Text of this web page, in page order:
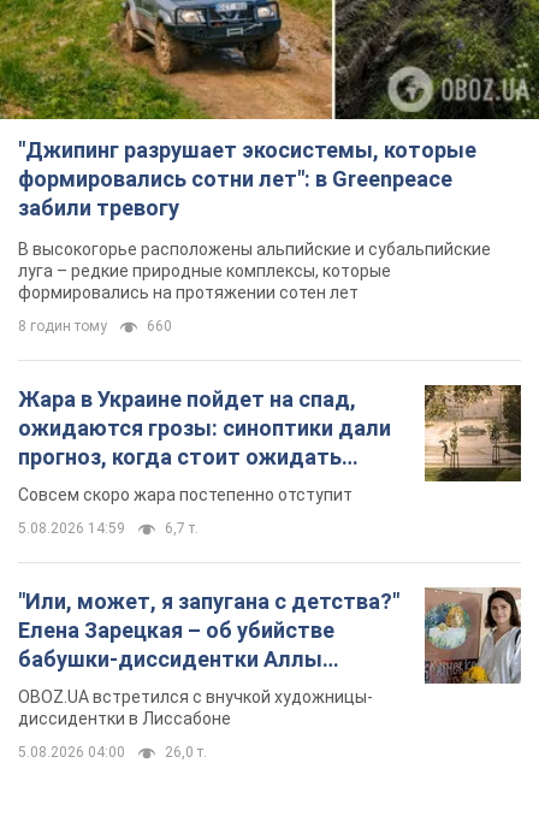
В высокогорье расположены альпийские и субальпийские
луга – редкие природные комплексы, которые
формировались на протяжении сотен лет
8 годин тому 660
Жара в Украине пойдет на спад,
ожидаются грозы: синоптики дали
прогноз, когда стоит ожидать
изменения погоды
Совсем скоро жара постепенно отступит
5.08.2026 14:59 6,7 т.
"Или, может, я запугана с детства?"
Елена Зарецкая – об убийстве
бабушки-диссидентки Аллы
Горской, критике сына Стуса и
детьми
OBOZ.UA встретился с внучкой художницы-